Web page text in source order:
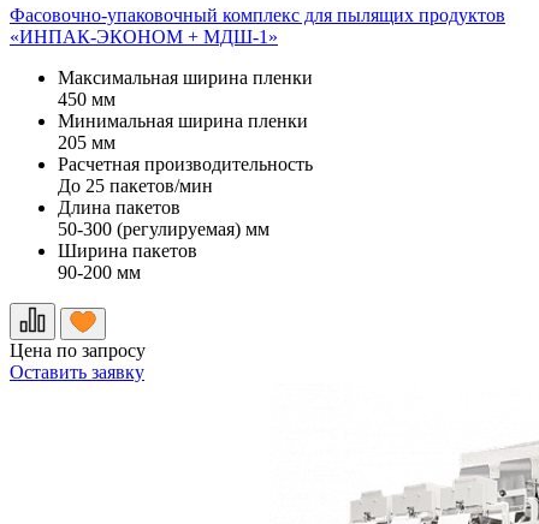
Фасовочно-упаковочный комплекс для пылящих продуктов
«ИНПАК-ЭКОНОМ + МДШ-1»
Максимальная ширина пленки
450 мм
Минимальная ширина пленки
205 мм
Расчетная производительность
До 25 пакетов/мин
Длина пакетов
50-300 (регулируемая) мм
Ширина пакетов
90-200 мм
Цена по запросу
Оставить заявку